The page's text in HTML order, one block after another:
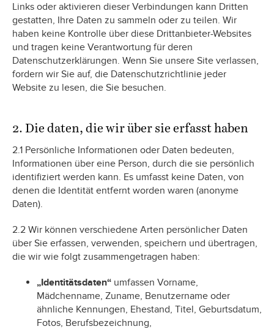
Links oder aktivieren dieser Verbindungen kann Dritten
gestatten, Ihre Daten zu sammeln oder zu teilen. Wir
haben keine Kontrolle über diese Drittanbieter-Websites
und tragen keine Verantwortung für deren
Datenschutzerklärungen. Wenn Sie unsere Site verlassen,
fordern wir Sie auf, die Datenschutzrichtlinie jeder
Website zu lesen, die Sie besuchen.
2. Die daten, die wir über sie erfasst haben
2.1 Persönliche Informationen oder Daten bedeuten,
Informationen über eine Person, durch die sie persönlich
identifiziert werden kann. Es umfasst keine Daten, von
denen die Identität entfernt worden waren (anonyme
Daten).
2.2 Wir können verschiedene Arten persönlicher Daten
über Sie erfassen, verwenden, speichern und übertragen,
die wir wie folgt zusammengetragen haben:
„Identitätsdaten“ umfassen Vorname,
Mädchenname, Zuname, Benutzername oder
ähnliche Kennungen, Ehestand, Titel, Geburtsdatum,
Fotos, Berufsbezeichnung,